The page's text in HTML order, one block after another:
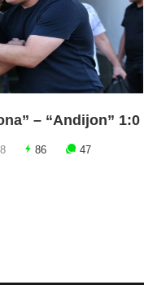
– “Andijon” 1:0
86 47